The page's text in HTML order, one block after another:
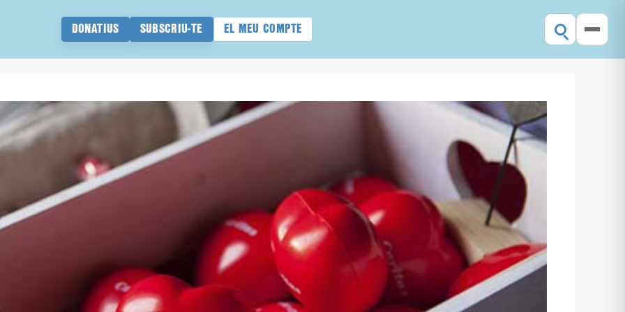
DONATIUS SUBSCRIU-TE EL MEU COMPTE